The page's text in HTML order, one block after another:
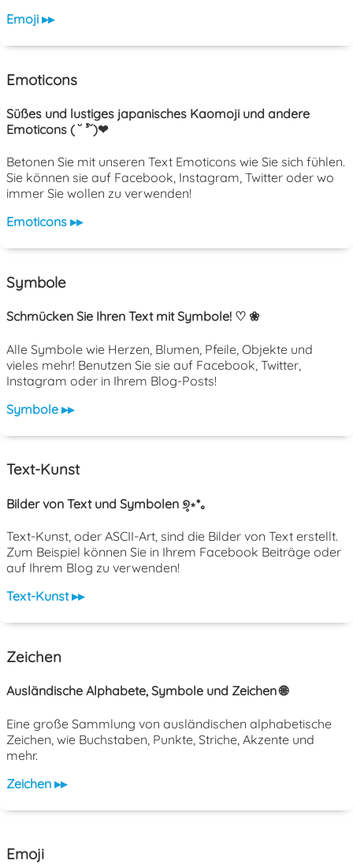
Emoji ▸▸
Emoticons
Süßes und lustiges japanisches Kaomoji und andere
Emoticons ( ˘ ³˘)❤
Betonen Sie mit unseren Text Emoticons wie Sie sich fühlen.
Sie können sie auf Facebook, Instagram, Twitter oder wo
immer Sie wollen zu verwenden!
Emoticons ▸▸
Symbole
Schmücken Sie Ihren Text mit Symbole! ♡ ❀
Alle Symbole wie Herzen, Blumen, Pfeile, Objekte und
vieles mehr! Benutzen Sie sie auf Facebook, Twitter,
Instagram oder in Ihrem Blog-Posts!
Symbole ▸▸
Text-Kunst
Bilder von Text und Symbolen ୭̥⋆*｡
Text-Kunst, oder ASCII-Art, sind die Bilder von Text erstellt.
Zum Beispiel können Sie in Ihrem Facebook Beiträge oder
auf Ihrem Blog zu verwenden!
Text-Kunst ▸▸
Zeichen
Ausländische Alphabete, Symbole und Zeichen 🌐
Eine große Sammlung von ausländischen alphabetische
Zeichen, wie Buchstaben, Punkte, Striche, Akzente und
mehr.
Zeichen ▸▸
Emoji